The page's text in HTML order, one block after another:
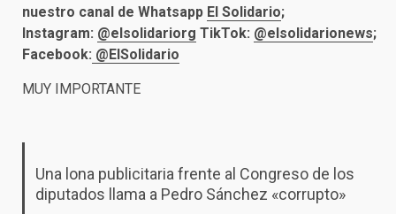
nuestro canal de Whatsapp El Solidario;
Instagram: @elsolidariorg TikTok: @elsolidarionews;
Facebook: @ElSolidario
MUY IMPORTANTE
Una lona publicitaria frente al Congreso de los
diputados llama a Pedro Sánchez «corrupto»